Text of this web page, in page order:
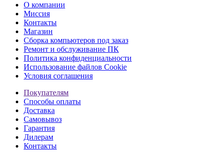
О компании
Миссия
Контакты
Магазин
Сборка компьютеров под заказ
Ремонт и обслуживание ПК
Политика конфиденциальности
Использование файлов Cookie
Условия соглашения
Покупателям
Способы оплаты
Доставка
Самовывоз
Гарантия
Дилерам
Контакты